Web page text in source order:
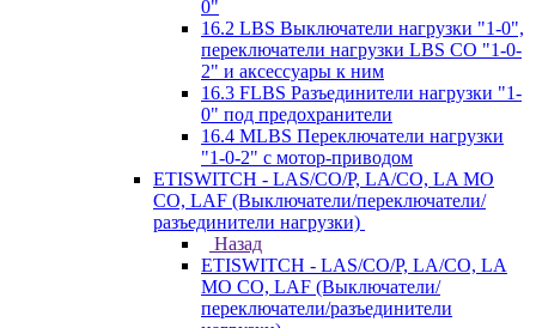
0"
16.2 LBS Выключатели нагрузки "1-0",
переключатели нагрузки LBS CO "1-0-
2" и аксессуары к ним
16.3 FLBS Разъединители нагрузки "1-
0" под предохранители
16.4 MLBS Переключатели нагрузки
"1-0-2" с мотор-приводом
ETISWITCH - LAS/CO/P, LA/CO, LA MO
CO, LAF (Выключатели/переключатели/
разъединители нагрузки)
Назад
ETISWITCH - LAS/CO/P, LA/CO, LA
MO CO, LAF (Выключатели/
переключатели/разъединители